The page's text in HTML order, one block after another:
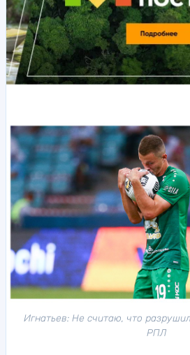
Игнатьев: Не считаю, что
РПЛ